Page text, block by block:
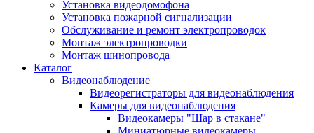
Установка видеодомофона
Установка пожарной сигнализации
Обслуживание и ремонт электропроводок
Монтаж электропроводки
Монтаж шинопровода
Каталог
Видеонаблюдение
Видеорегистраторы для видеонаблюдения
Камеры для видеонаблюдения
Видеокамеры "Шар в стакане"
Миниатюрные видеокамеры